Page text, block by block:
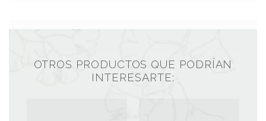
OTROS PRODUCTOS QUE PODRÍAN
INTERESARTE: